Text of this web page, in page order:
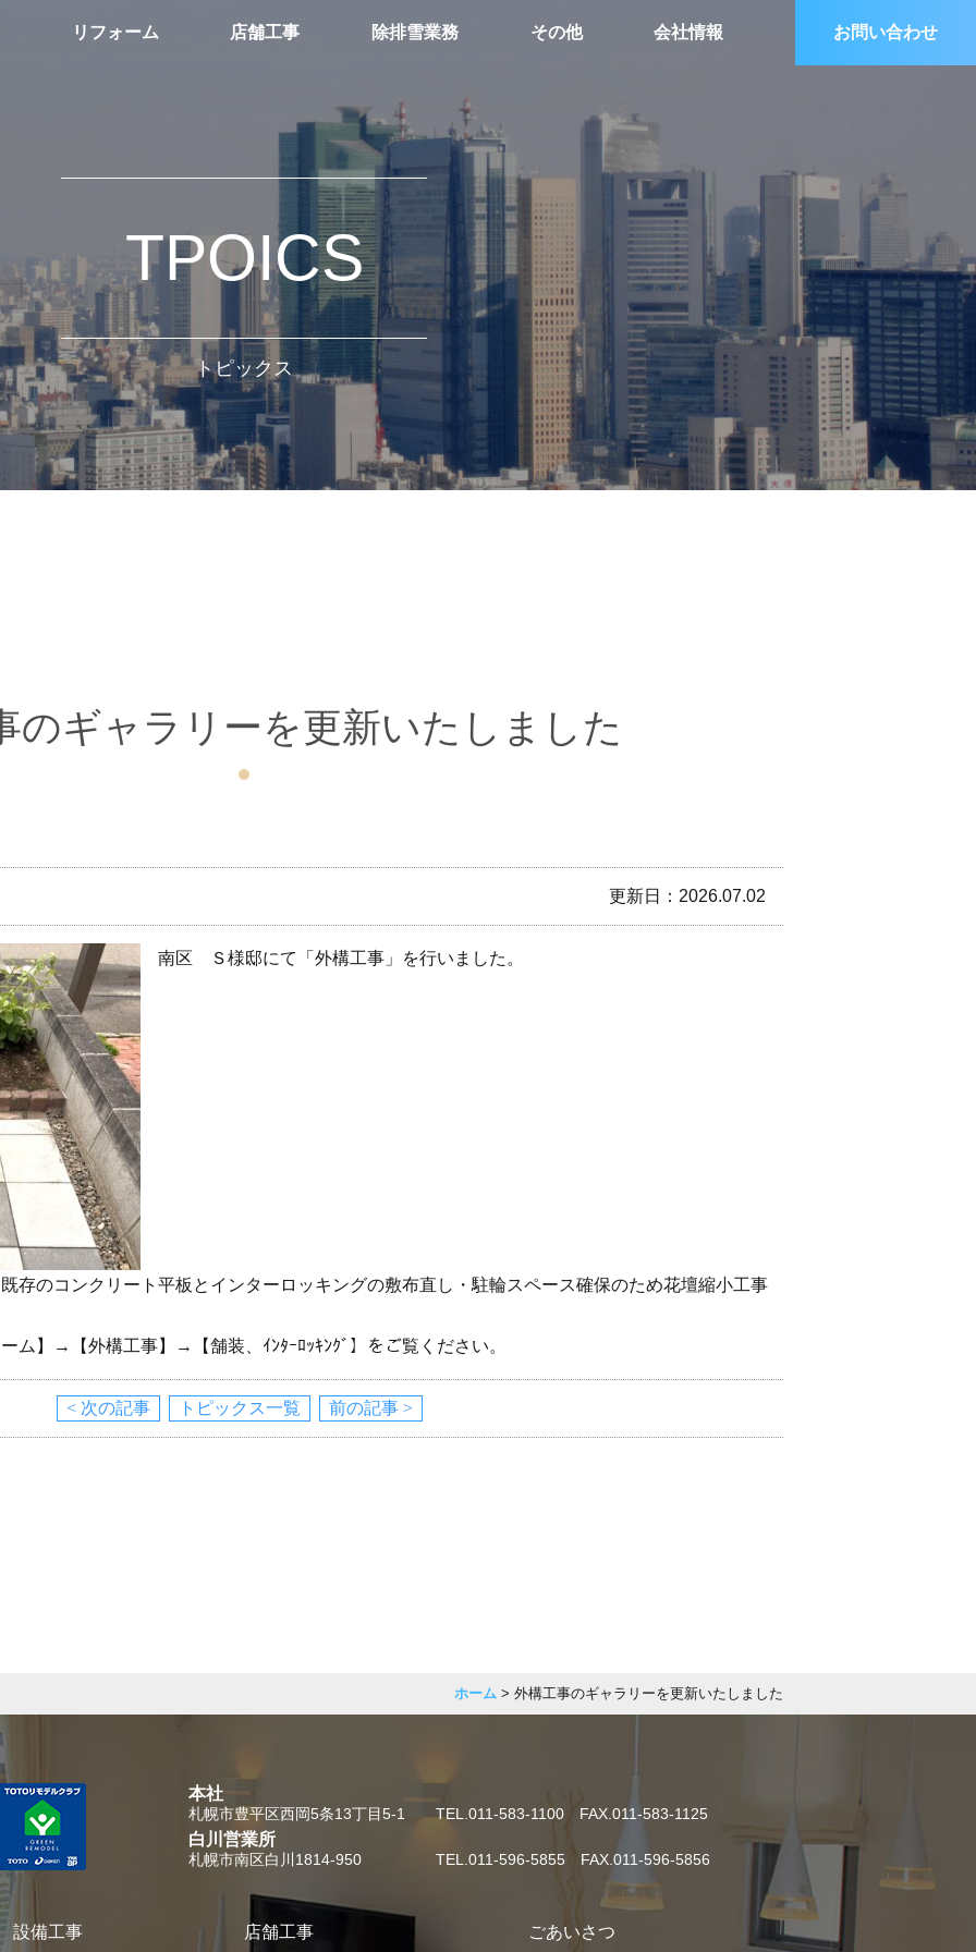
リフォーム 店舗工事 除排雪業務 その他 会社情報 お問い合わせ
TPOICS
トピックス
のギャラリーを更新いたしました
更新日：2026.07.02
南区 Ｓ様邸にて「外構工事」を行いました。
存のコンクリート平板とインターロッキングの敷布直し・駐輪スペース確保のため花壇縮小工事
ム】→【外構工事】→【舗装、ｲﾝﾀｰﾛｯｷﾝｸﾞ】をご覧ください。
< 次の記事 トピックス一覧 前の記事 >
ホーム > 外構工事のギャラリーを更新いたしました
本社
札幌市豊平区西岡5条13丁目5-1 TEL.011-583-1100 FAX.011-583-1125
白川営業所
札幌市南区白川1814-950 TEL.011-596-5855 FAX.011-596-5856
設備工事 店舗工事 ごあいさつ